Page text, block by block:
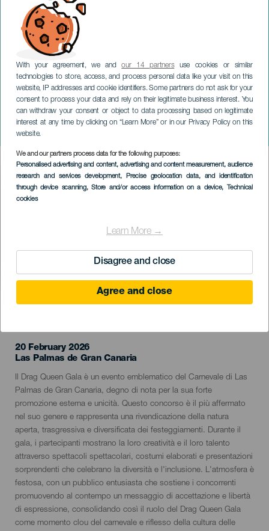
With your agreement, we andour 14 partnersuse cookies or similar
technologies to store, access, and process personal data like your visit on this
website, IP addresses and cookie identifiers. Some partners do not ask for your
consent to process your data and rely on their legitimate business interest. You
can withdraw your consent or object to data processing based on legitimate
interest at any time by clicking on “Learn More” or in our Privacy Policy on this
website.
We and our partners process data for the following purposes:
Personalised advertising and content, advertising and content measurement, audience
research and services development, Precise geolocation data, and identification
through device scanning, Store and/or access information on a device, Technical
cookies
Learn More →
Disagree and close
Agree and close
Gala della Drag Queen di
Las Palmas de Gran
Canaria
GRAN CANARIA
Imagen
Listado
20 February 2026
Localidad
Las Palmas de Gran Canaria
Descripción
del
evento
Il Drag Queen Gala è un evento emblematico del Carnevale di Las
Palmas de Gran Canaria, degno di nota per la sua forte
promozione esterna e unicità. Questo concorso è il più affermato
nel suo genere e rappresenta una rivendicazione della natura
aperta, trasgressiva e diversificata dei festeggiamenti. Durante il
gala, i partecipanti mostrano la loro creatività e il loro talento
attraverso spettacoli spettacolari, costumi elaborati e presentazioni
sorprendenti che celebrano la diversità e l'inclusione. L'atmosfera è
festosa, con un pubblico entusiasta che sostiene i concorrenti
promuovendo al contempo un messaggio di accettazione e libertà
di espressione, consolidando così il ruolo del Drag Queen Gala
come momento clou del carnevale e riflesso della cultura delle